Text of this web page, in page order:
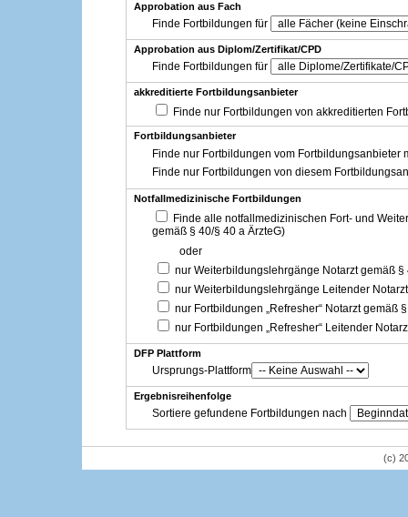
Approbation aus Fach
Finde Fortbildungen für
Approbation aus Diplom/Zertifikat/CPD
Finde Fortbildungen für
akkreditierte Fortbildungsanbieter
Finde nur Fortbildungen von akkreditierten
Fortbildungsanbieter
Finde nur Fortbildungen vom Fortbildungsanbieter
Finde nur Fortbildungen von diesem
Notfallmedizinische Fortbildungen
Finde alle notfallmedizinischen Fort- und
gemäß § 40/§ 40 a ÄrzteG)
oder
nur Weiterbildungslehrgänge Notarzt gemäß §
nur Weiterbildungslehrgänge Leitender
nur Fortbildungen „Refresher“ Notarzt gemäß
nur Fortbildungen „Refresher“ Leitender
DFP Plattform
Ursprungs-Plattform
Ergebnisreihenfolge
Sortiere gefundene Fortbildungen nach
(c)